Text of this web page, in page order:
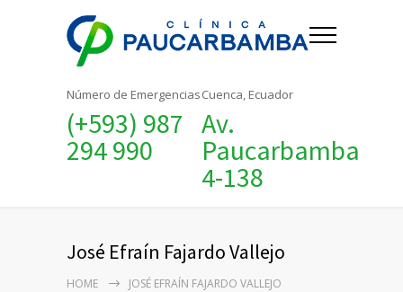
Número de Emergencias
(+593) 987
294 990
Cuenca, Ecuador
Av.
Paucarbamba
4-138
José Efraín Fajardo Vallejo
HOME JOSÉ EFRAÍN FAJARDO VALLEJO